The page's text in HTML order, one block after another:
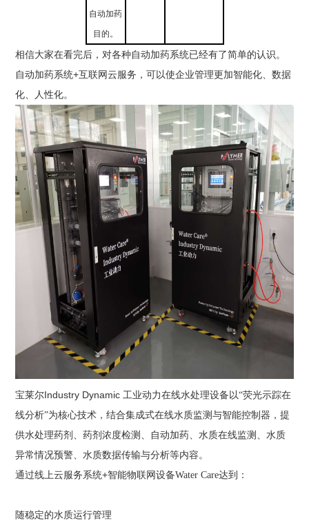
自动加药
目的。
相信大家在看完后，对各种自动加药系统已经有了简单的认识。
自动加药系统+互联网云服务，可以使企业管理更加智能化、数据
化、人性化。
宝莱尔Industry Dynamic工业动力在线水处理设备以“荧光示踪在
线分析”为核心技术，结合集成式在线水质监测与智能控制器，提
供水处理药剂、药剂浓度检测、自动加药、水质在线监测、水质
异常情况预警、水质数据传输与分析等内容。
通过线上云服务系统+智能物联网设备Water Care达到：
随稳定的水质运行管理